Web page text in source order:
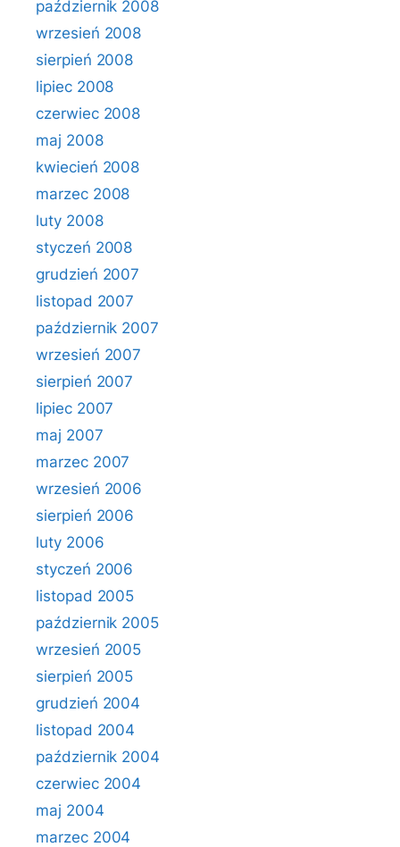
październik 2008
wrzesień 2008
sierpień 2008
lipiec 2008
czerwiec 2008
maj 2008
kwiecień 2008
marzec 2008
luty 2008
styczeń 2008
grudzień 2007
listopad 2007
październik 2007
wrzesień 2007
sierpień 2007
lipiec 2007
maj 2007
marzec 2007
wrzesień 2006
sierpień 2006
luty 2006
styczeń 2006
listopad 2005
październik 2005
wrzesień 2005
sierpień 2005
grudzień 2004
listopad 2004
październik 2004
czerwiec 2004
maj 2004
marzec 2004